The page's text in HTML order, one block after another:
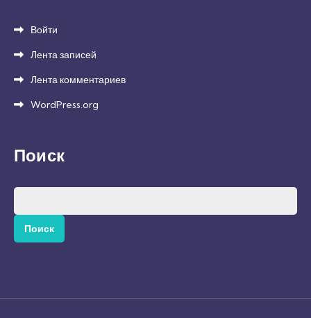
Войти
Лента записей
Лента комментариев
WordPress.org
Поиск